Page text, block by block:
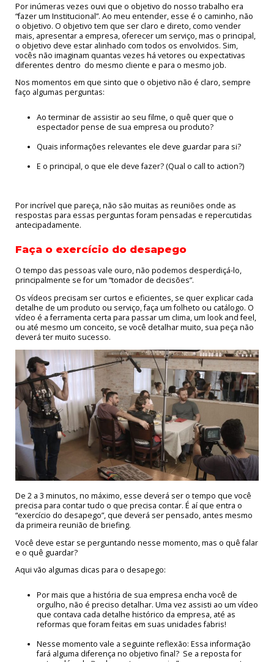
Por inúmeras vezes ouvi que o objetivo do nosso trabalho era
“fazer um Institucional”. Ao meu entender, esse é o caminho, não
o objetivo. O objetivo tem que ser claro e direto, como vender
mais, apresentar a empresa, oferecer um serviço, mas o principal,
o objetivo deve estar alinhado com todos os envolvidos. Sim,
vocês não imaginam quantas vezes há vetores ou expectativas
diferentes dentro do mesmo cliente e para o mesmo job.
Nos momentos em que sinto que o objetivo não é claro, sempre
faço algumas perguntas:
Ao terminar de assistir ao seu filme, o quê quer que o
espectador pense de sua empresa ou produto?
Quais informações relevantes ele deve guardar para si?
E o principal, o que ele deve fazer? (Qual o call to action?)
Por incrível que pareça, não são muitas as reuniões onde as
respostas para essas perguntas foram pensadas e repercutidas
antecipadamente.
Faça o exercício do desapego
O tempo das pessoas vale ouro, não podemos desperdiçá-lo,
principalmente se for um “tomador de decisões”.
Os vídeos precisam ser curtos e eficientes, se quer explicar cada
detalhe de um produto ou serviço, faça um folheto ou catálogo. O
vídeo é a ferramenta certa para passar um clima, um look and feel,
ou até mesmo um conceito, se você detalhar muito, sua peça não
deverá ter muito sucesso.
De 2 a 3 minutos, no máximo, esse deverá ser o tempo que você
precisa para contar tudo o que precisa contar. É aí que entra o
“exercício do desapego”, que deverá ser pensado, antes mesmo
da primeira reunião de briefing.
Você deve estar se perguntando nesse momento, mas o quê falar
e o quê guardar?
Aqui vão algumas dicas para o desapego:
Por mais que a história de sua empresa encha você de
orgulho, não é preciso detalhar. Uma vez assisti ao um vídeo
que contava cada detalhe histórico da empresa, até as
reformas que foram feitas em suas unidades fabris!
Nesse momento vale a seguinte reflexão: Essa informação
fará alguma diferença no objetivo final? Se a reposta for